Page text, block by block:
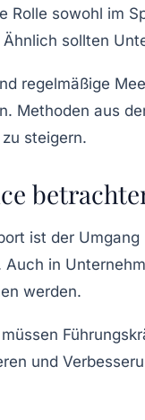
Rolle sowohl im
sollten
regelmäßige
Methoden aus
steigern.
ist der
Auch in
werden.
und